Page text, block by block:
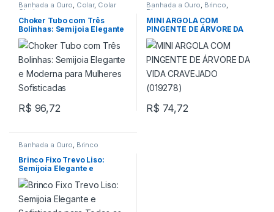
Banhada a Ouro, Colar, Colar
Choker
Choker Tubo com Três
Bolinhas: Semijoia Elegante
e Moderna para Mulheres
Sofisticadas
R$ 96,72
Banhada a Ouro, Brinco,
Pingente
MINI ARGOLA COM
PINGENTE DE ÁRVORE DA
VIDA CRAVEJADO (019278)
R$ 74,72
Banhada a Ouro, Brinco
Brinco Fixo Trevo Liso:
Semijoia Elegante e
Sofisticada para Todas as
Ocasiões